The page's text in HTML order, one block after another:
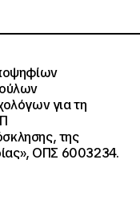
για τη
της
ΟΠΣ 6003234.